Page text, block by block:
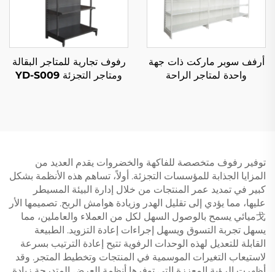
أرفف سوبر ماركت ذات جهة
واحدة لمتاجر الراحة
رفوف تجارية للمتاجر البقالة
ومتاجر التجزئة YD-S009
توفير رفوف متخصصة للفاكهة والخضروات يقدم العديد من
المزايا الجذابة للمؤسسات التجزئة. أولاً، تساهم هذه الأنظمة بشكل
كبير في تمديد عمر المنتجات من خلال إدارة البيئة المسيطر
عليها، مما يؤدي إلى تقليل الهدر وزيادة هوامش الربح. تصميمها الأر
戈ميائي يسمح بالوصول السهل لكل من العملاء والعاملين، مما
يسهل تجربة التسوق ويسهل إجراءات إعادة التزويد. الطبيعة
القابلة للتعديل لهذه الوحدات الرفوية تتيح إعادة الترتيب بسرعة
لاستيعاب التغيرات الموسمية في المنتجات وتخطيط المتجر. وقد